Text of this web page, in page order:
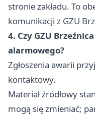
stronie zakładu. To
komunikacji z GZU
4. Czy GZU
alarmowego?
Zgłoszenia awarii
kontaktowy.
Materiał źródłowy
mogą się zmieniać;